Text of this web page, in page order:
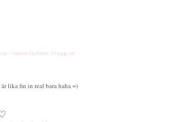
iamsofashion.blogg.se/
lika fin in real bara haha =)